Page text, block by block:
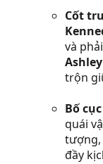
Cốt
và
trộn
Bố
quái
tượng,
đầy